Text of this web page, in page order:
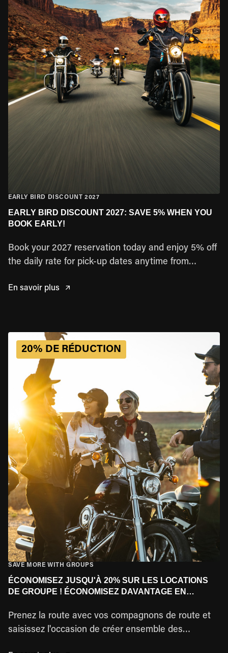
EARLY BIRD DISCOUNT 2027
EARLY BIRD DISCOUNT 2027: SAVE 5% WHEN YOU
BOOK EARLY!
Book your 2027 reservation today and enjoy 5% off
the daily rate for pick-up dates anytime from
early and save!
En savoir plus
20% DE RÉDUCTION
SAVE MORE WITH GROUPS
ÉCONOMISEZ JUSQU'À 20% SUR LES LOCATIONS
DE GROUPE ! ÉCONOMISEZ DAVANTAGE EN
Prenez la route avec vos compagnons de route et
saisissez l'occasion de créer ensemble des